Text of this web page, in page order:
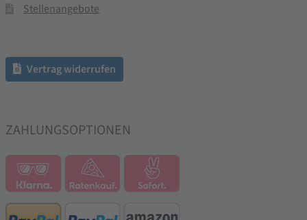
Stellenangebote
Vertrag widerrufen
ZAHLUNGSOPTIONEN